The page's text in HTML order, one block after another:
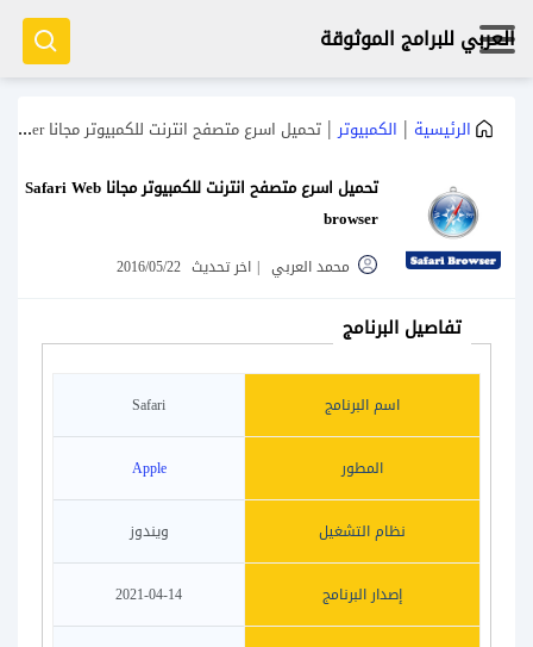
العربي للبرامج الموثوقة
الرئيسية | الكمبيوتر | تحميل اسرع متصفح انترنت للكمبيوتر مجانا Safari Web browser
تحميل اسرع متصفح انترنت للكمبيوتر مجانا Safari Web
browser
محمد العربي | اخر تحديث 2016/05/22
تفاصيل البرنامج
اسم البرنامج Safari
المطور Apple
نظام التشغيل ويندوز
إصدار البرنامج 2021-04-14